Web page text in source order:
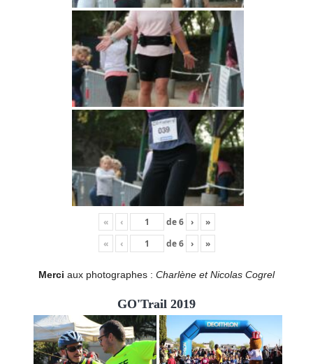
« ‹ de6 ›
»
«
‹ de6 › »
Merci aux photographes : Charlène et Nicolas Cogrel
GO'Trail 2019